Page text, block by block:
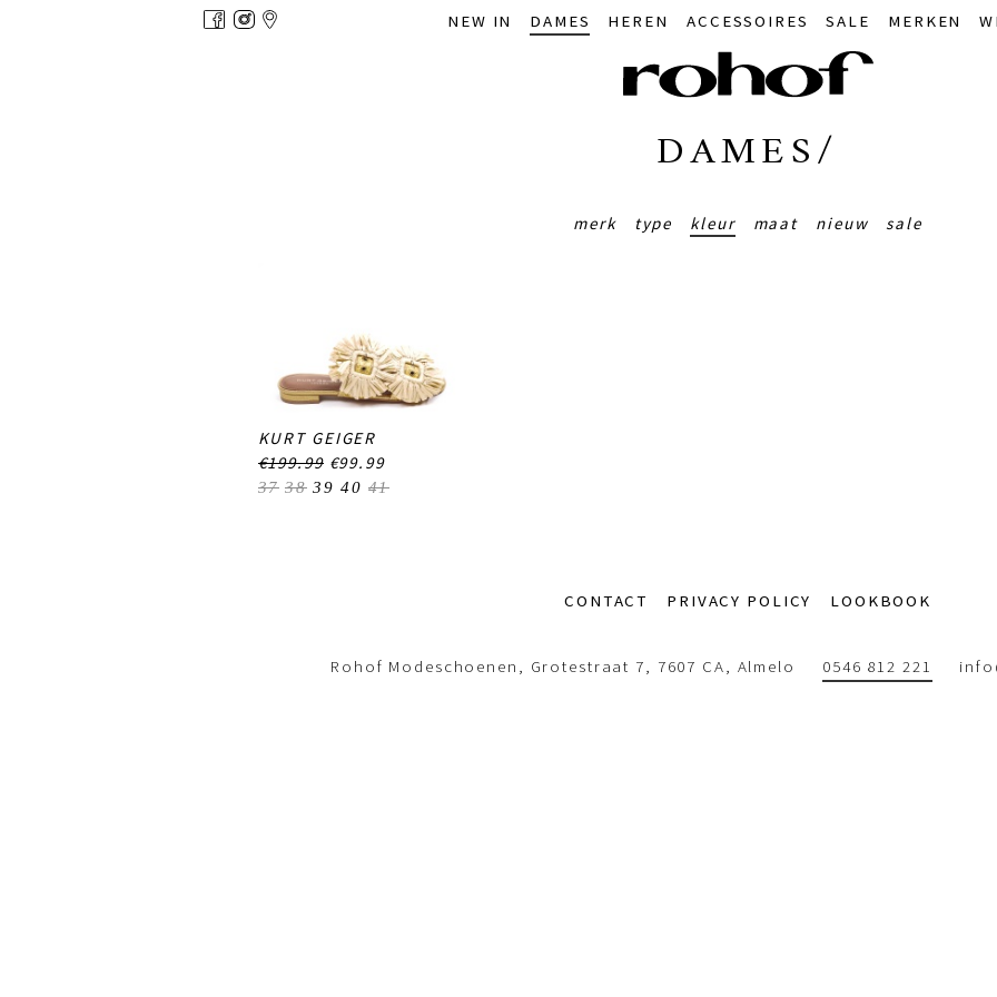
NEW IN DAMES HEREN ACCESSOIRES SALE MERKEN
DAMES/
merk type kleur maat nieuw sale
KURT GEIGER
€199.99 €99.99
37 38 39 40 41
CONTACT PRIVACY POLICY LOOKBOOK
Rohof Modeschoenen, Grotestraat 7, 7607 CA, Almelo 0546 812 221